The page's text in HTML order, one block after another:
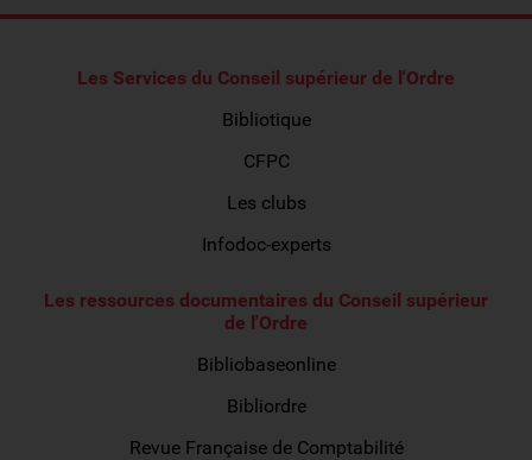
Les Services du Conseil supérieur de l'Ordre
Bibliotique
CFPC
Les clubs
Infodoc-experts
Les ressources documentaires du Conseil supérieur
de l'Ordre
Bibliobaseonline
Bibliordre
Revue Française de Comptabilité